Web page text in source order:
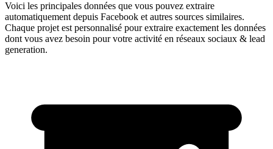
Voici les principales données que vous pouvez extraire
automatiquement depuis Facebook et autres sources similaires.
Chaque projet est personnalisé pour extraire exactement les données
dont vous avez besoin pour votre activité en réseaux sociaux & lead
generation.